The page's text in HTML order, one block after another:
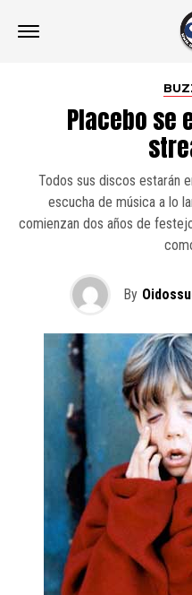
Placebo se
Todos sus discos estarán
escucha de música a lo
comienzan dos años de
By